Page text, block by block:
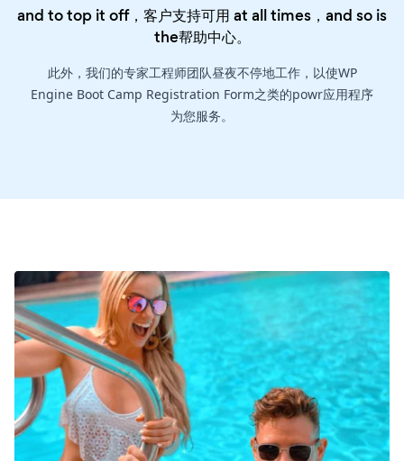
and to top it off，客户支持可用 at all times，and so is
the帮助中心。
此外，我们的专家工程师团队昼夜不停地工作，以使WP
Engine Boot Camp Registration Form之类的powr应用程序
为您服务。